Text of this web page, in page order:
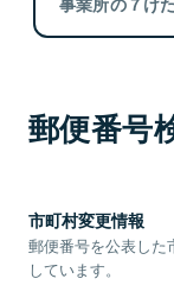
郵便番号
市町村変更情報
郵便番号を公表した
しています。